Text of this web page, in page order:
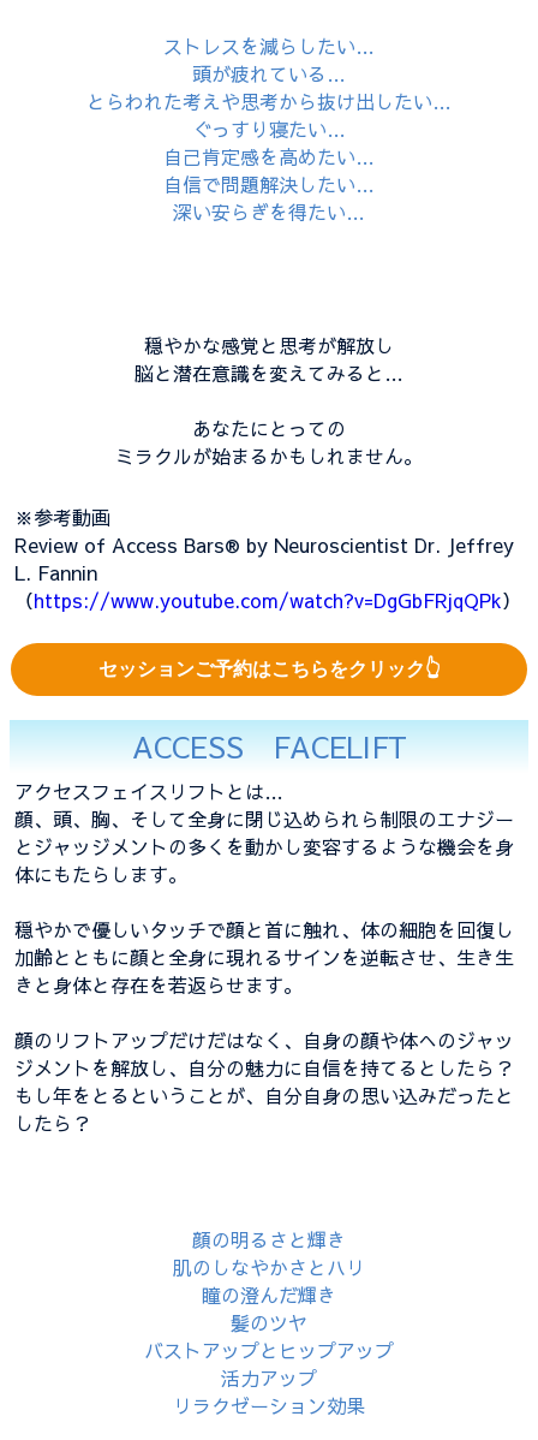
ストレスを減らしたい…
頭が疲れている…
とらわれた考えや思考から抜け出したい…
ぐっすり寝たい…
自己肯定感を高めたい…
自信で問題解決したい…
深い安らぎを得たい…
穏やかな感覚と思考が解放し
脳と潜在意識を変えてみると…
あなたにとっての
ミラクルが始まるかもしれません。
※参考動画
Review of Access Bars® by Neuroscientist Dr. Jeffrey
L. Fannin
（https://www.youtube.com/watch?v=DgGbFRjqQPk）
セッションご予約はこちらをクリック👆
ACCESS FACELIFT
アクセスフェイスリフトとは…
顔、頭、胸、そして全身に閉じ込められら制限のエナジー
とジャッジメントの多くを動かし変容するような機会を身
体にもたらします。
穏やかで優しいタッチで顔と首に触れ、体の細胞を回復し
加齢とともに顔と全身に現れるサインを逆転させ、生き生
きと身体と存在を若返らせます。
顔のリフトアップだけだはなく、自身の顔や体へのジャッ
ジメントを解放し、自分の魅力に自信を持てるとしたら？
もし年をとるということが、自分自身の思い込みだったと
したら？
顔の明るさと輝き
肌のしなやかさとハリ
瞳の澄んだ輝き
髪のツヤ
バストアップとヒップアップ
活力アップ
リラクゼーション効果